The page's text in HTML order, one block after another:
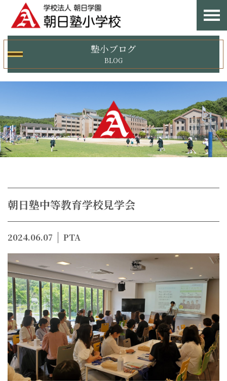
塾小ブログ
BLOG
朝日塾中等教育学校見学会
2024.06.07 PTA